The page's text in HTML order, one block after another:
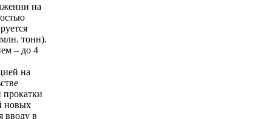
на
тонн).
– до 4
на
прокатки
новых
вводу в